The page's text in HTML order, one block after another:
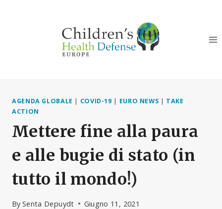
AGENDA GLOBALE | COVID-19 | EURO NEWS | TAKE
ACTION
Mettere fine alla paura
e alle bugie di stato (in
tutto il mondo!)
By Senta Depuydt Giugno 11, 2021